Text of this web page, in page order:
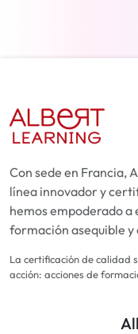
Con sede en Francia,
línea innovador y
hemos empoderado a
formación asequible y
La certificación de calidad
acción: acciones de